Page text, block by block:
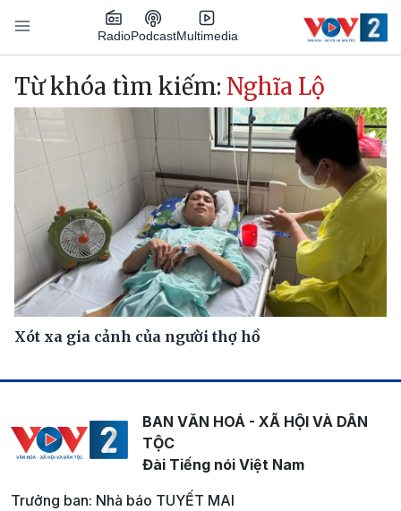
Nhảy đến nội dung
RadioPodcastMultimedia
Main navigation
Từ khóa tìm kiếm: Nghĩa Lộ
Xót xa gia cảnh của người thợ hồ
BAN VĂN HOÁ - XÃ HỘI VÀ DÂN
TỘC
Đài Tiếng nói Việt Nam
Trưởng ban: Nhà báo TUYẾT MAI